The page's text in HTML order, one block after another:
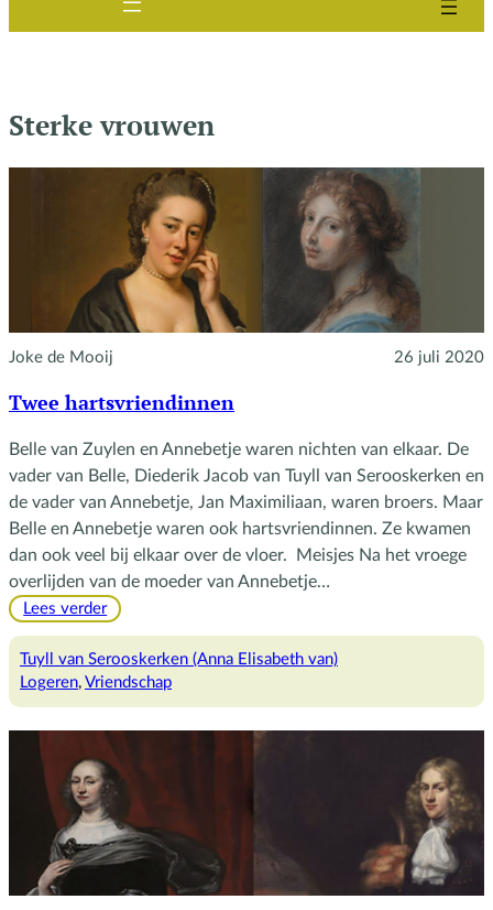
Sterke vrouwen
Joke de Mooij 26 juli 2020
Twee hartsvriendinnen
Belle van Zuylen en Annebetje waren nichten van elkaar. De
vader van Belle, Diederik Jacob van Tuyll van Serooskerken en
de vader van Annebetje, Jan Maximiliaan, waren broers. Maar
Belle en Annebetje waren ook hartsvriendinnen. Ze kwamen
dan ook veel bij elkaar over de vloer. Meisjes Na het vroege
overlijden van de moeder van Annebetje…
Lees verder:
hartsvriendinnen
Tuyll van Serooskerken (Anna Elisabeth van)
Logeren, Vriendschap